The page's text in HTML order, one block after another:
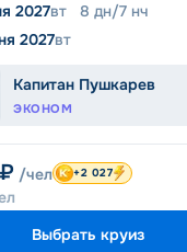
2027вт 8 дн/7 нч
2027вт
Капитан Пушкарев
ЭКОНОМ
₽ /чел +2 027
Выбрать круиз